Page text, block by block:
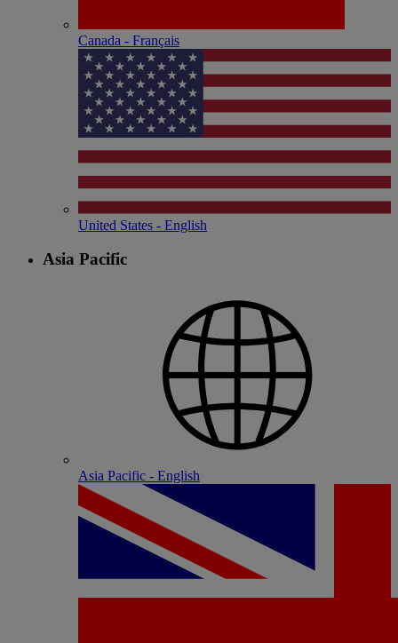
Canada - Français
United States - English
Asia Pacific
Asia Pacific - English